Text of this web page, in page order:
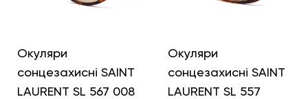
Окуляри
сонцезахисні SAINT
LAURENT SL 567 008
Окуляри
сонцезахисні SAINT
LAURENT SL 557